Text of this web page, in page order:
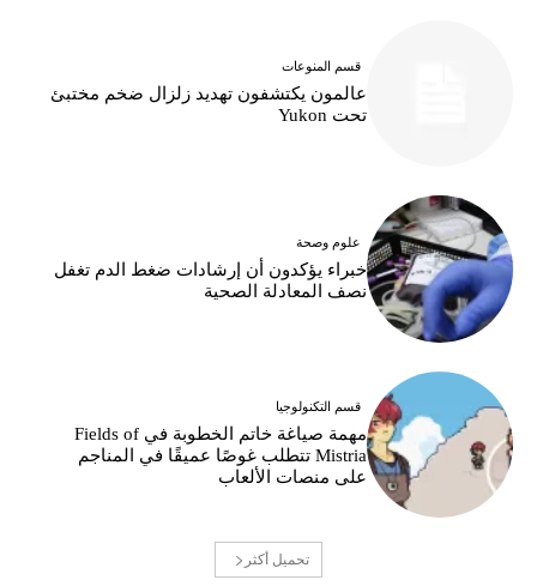
قسم المنوعات
عالمون يكتشفون تهديد زلزال ضخم مختبئ
تحت Yukon
علوم وصحة
خبراء يؤكدون أن إرشادات ضغط الدم تغفل
نصف المعادلة الصحية
قسم التكنولوجيا
مهمة صياغة خاتم الخطوبة في Fields of
Mistria تتطلب غوصًا عميقًا في المناجم
على منصات الألعاب
تحميل أكثر